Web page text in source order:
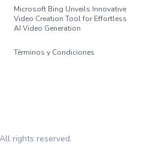
Microsoft Bing Unveils Innovative
Video Creation Tool for Effortless
AI Video Generation
Términos y Condiciones
rights reserved.